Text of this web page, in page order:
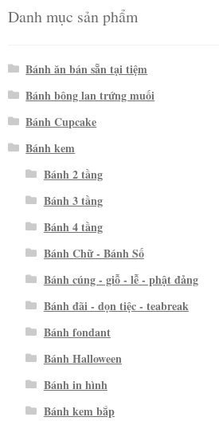
Danh mục sản phẩm
Bánh ăn bán sẵn tại tiệm
Bánh bông lan trứng muối
Bánh Cupcake
Bánh kem
Bánh 2 tầng
Bánh 3 tầng
Bánh 4 tầng
Bánh Chữ - Bánh Số
Bánh cúng - giỗ - lễ - phật đảng
Bánh đãi - dọn tiệc - teabreak
Bánh fondant
Bánh Halloween
Bánh in hình
Bánh kem bắp